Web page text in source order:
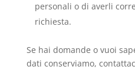
personali o di averli
richiesta.
Se hai domande o vuoi
dati conserviamo,